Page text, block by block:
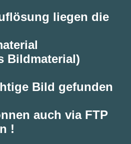
liegen die
Bildmaterial)
Bild gefunden
auch via FTP
!